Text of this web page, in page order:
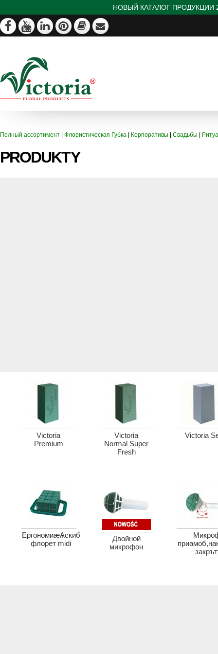
НОВЫЙ КАТАЛОГ ПРОДУКЦИИ
Полный ассортимент Флористическая Губка Корпоративы Свадьбы
PRODUKTY
Victoria
Premium
Victoria
Normal Super
Fresh
Victoria
ЕргономиæѦскиб
флорет midi
Двойной
микрофон